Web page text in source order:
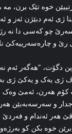
خوه‌ تێک برن، مه‌
ژی ئه‌م دبێژن ئه‌ز و
چو که‌سی دا نه‌
رێ و چاره‌سه‌رییه‌کێ
دگۆت، “هه‌گه‌ر ئه‌م
ژی یه‌ک و یه‌کێ ژی
کۆم هه‌رن، ئه‌مێ
و سه‌رسه‌به‌بێن
هه‌ر ئه‌ندام و فه‌ردێ
خوه‌ بکن کو